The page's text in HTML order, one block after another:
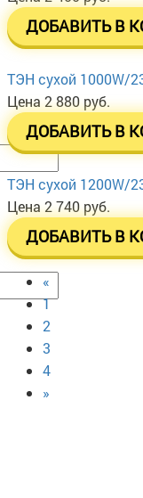
ДОБАВИТЬ В
ТЭН сухой 1000W/
Цена 2 880 руб.
ДОБАВИТЬ В
ТЭН сухой 1200W/
Цена 2 740 руб.
ДОБАВИТЬ В
«
1
2
3
4
»